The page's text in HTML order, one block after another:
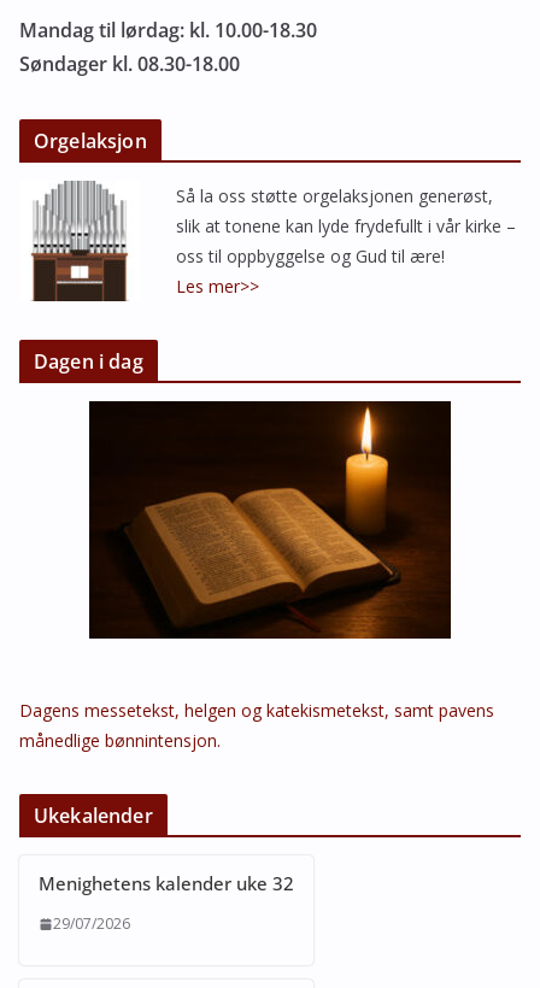
Mandag til lørdag: kl. 10.00-18.30
Søndager kl. 08.30-18.00
Orgelaksjon
Så la oss støtte orgelaksjonen generøst,
slik at tonene kan lyde frydefullt i vår kirke –
oss til oppbyggelse og Gud til ære!
Les mer>>
Dagen i dag
Dagens messetekst, helgen og katekismetekst, samt pavens
månedlige bønnintensjon.
Ukekalender
Menighetens kalender uke 32
29/07/2026